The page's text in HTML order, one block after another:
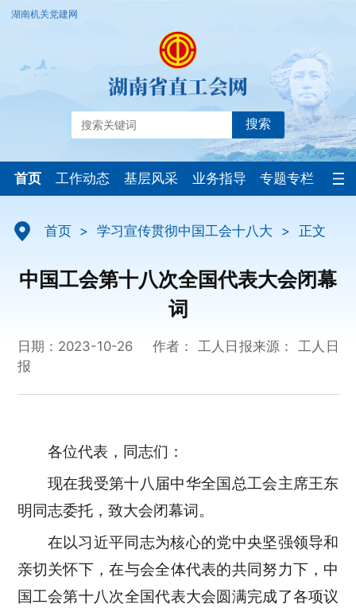
湖南机关党建网
搜索
首页 工作动态 基层风采 业务指导 专题专栏
首页 > 学习宣传贯彻中国工会十八大 > 正文
中国工会第十八次全国代表大会闭幕
词
日期：2023-10-26 作者： 工人日报来源： 工人日
报
各位代表，同志们：
现在我受第十八届中华全国总工会主席王东
明同志委托，致大会闭幕词。
在以习近平同志为核心的党中央坚强领导和
亲切关怀下，在与会全体代表的共同努力下，中
国工会第十八次全国代表大会圆满完成了各项议